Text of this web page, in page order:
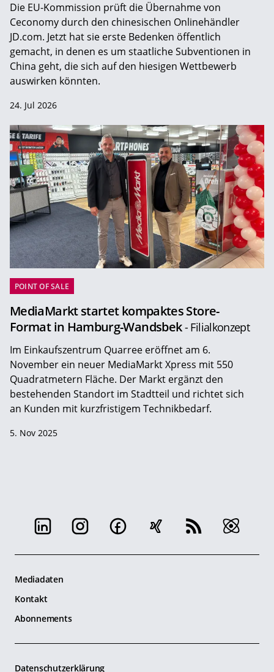
Die EU-Kommission prüft die Übernahme von
Ceconomy durch den chinesischen Onlinehändler
JD.com. Jetzt hat sie erste Bedenken öffentlich
gemacht, in denen es um staatliche Subventionen in
China geht, die sich auf den hiesigen Wettbewerb
auswirken könnten.
24. Jul 2026
POINT OF SALE
MediaMarkt startet kompaktes Store-
Format in Hamburg-Wandsbek- Filialkonzept
Im Einkaufszentrum Quarree eröffnet am 6.
November ein neuer MediaMarkt Xpress mit 550
Quadratmetern Fläche. Der Markt ergänzt den
bestehenden Standort im Stadtteil und richtet sich
an Kunden mit kurzfristigem Technikbedarf.
5. Nov 2025
Mediadaten
Kontakt
Abonnements
Datenschutzerklärung